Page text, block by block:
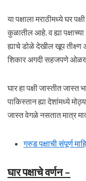
या पक्षाला मराठीमध्ये घर
कुळातील आहे. व ह्या
ह्याचे डोळे देखील खूप
शिकार अगदी सहजपणे
घार हा पक्षी जास्तीत
पाकिस्तान ह्या देशांमध्ये
जास्त वेगळे नसतात मात्र
गरुड पक्षाची संपूर्ण
घार पक्षाचे वर्णन–